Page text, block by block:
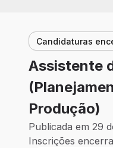
Candidaturas
Assistente
Produção)
Publicada em 29
Inscrições